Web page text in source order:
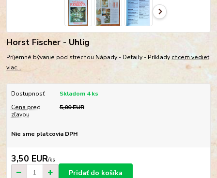
Horst Fischer - Uhlig
Príjemné bývanie pod strechou Nápady - Detaily - Príklady chcem vedieť
viac...
Dostupnosť
Skladom 4 ks
Cena pred
zľavou
5,00 EUR
Nie sme platcovia DPH
3,50 EUR/ks
Pridať do košíka